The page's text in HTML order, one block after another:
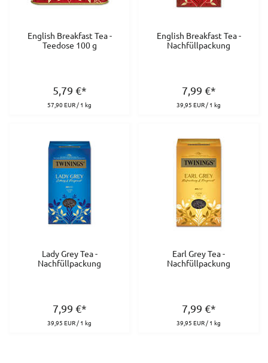
English Breakfast Tea -
Teedose 100 g
5,79 €*
57,90 EUR / 1 kg
English Breakfast Tea -
Nachfüllpackung
7,99 €*
39,95 EUR / 1 kg
Lady Grey Tea -
Nachfüllpackung
7,99 €*
39,95 EUR / 1 kg
Earl Grey Tea -
Nachfüllpackung
7,99 €*
39,95 EUR / 1 kg